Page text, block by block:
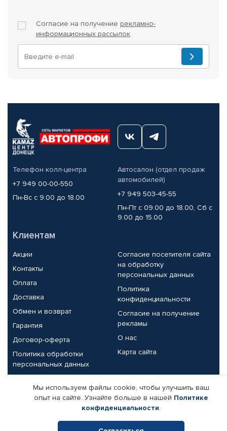
Согласие на получение рекламно-
информационных рассылок
Телефон колл-центра
+7 949 00-00-550
Пн-Вс с 9.00 до 18.00
Автосалон (отдел продаж
автомобилей)
+7 949 503-45-55
Пн-Пт с 09.00 до 18.00, Сб с
9.00 до 15.00
Клиентам
Акции
Контакты
Оплата
Доставка
Обмен и возврат
Гарантия
Договор-оферта
Политика обработки
персональных данных
Согласие посетителя сайта
на обработку
персональных данных
Политика
конфиденциальности
Согласие на получение
рекламы
О нас
Карта сайта
Партнерам
Корпоративным клиентам
Поставщикам
Реквизиты компании
Мы используем файлы cookie, чтобы улучшить ваш
опыт на сайте. Узнайте больше в нашей Политике
конфиденциальности.